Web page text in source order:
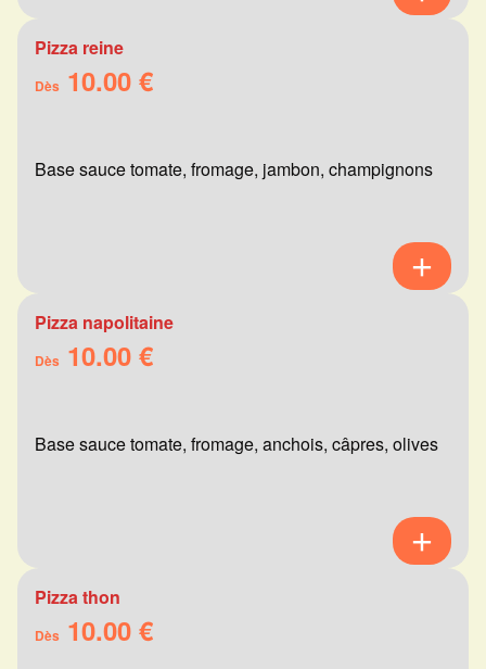
Pizza reine
Dès 10.00 €
Base sauce tomate, fromage, jambon, champignons
Pizza napolitaine
Dès 10.00 €
Base sauce tomate, fromage, anchois, câpres, olives
Pizza thon
Dès 10.00 €